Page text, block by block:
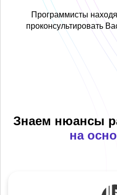
Программисты
проконсультировать
Знаем нюансы
на